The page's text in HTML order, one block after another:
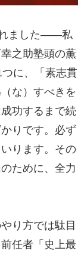
れました――私
之助塾頭の薫
に、「素志貫
な）すべきを
功するまで続
りです。必ず
ります。その
ために、全力
り方では駄目
任者「史上最